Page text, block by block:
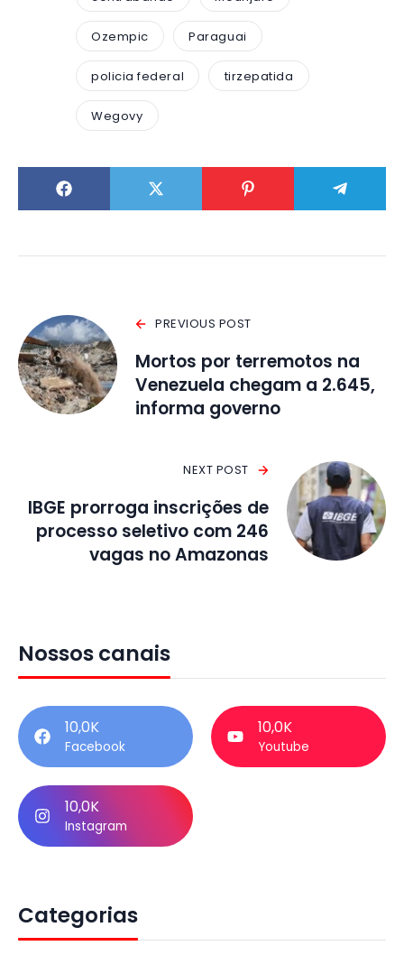
Ozempic Paraguai
policia federal tirzepatida
Wegovy
PREVIOUS POST
Mortos por terremotos na
Venezuela chegam a 2.645,
informa governo
NEXT POST
IBGE prorroga inscrições de
processo seletivo com 246
vagas no Amazonas
Nossos canais
10,0K
Facebook
10,0K
Youtube
10,0K
Instagram
Categorias